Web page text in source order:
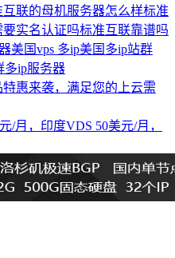
互联的母机服务器怎么样标准
实名认证吗标准互联靠谱吗
美国vps 多ip美国多ip站群
多ip服务器
惠来袭，满足您的上云需
/月，印度VDS 50美元/月，